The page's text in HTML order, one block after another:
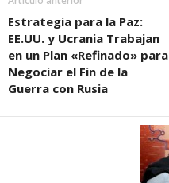
Estrategia para la Paz:
EE.UU. y Ucrania Trabajan
en un Plan «Refinado» para
Negociar el Fin de la
Guerra con Rusia